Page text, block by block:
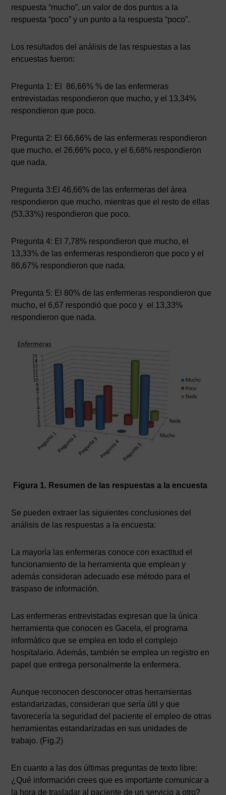
respuesta “mucho”, un valor de dos puntos a la
respuesta “poco” y un punto a la respuesta “poco”.
Los resultados del análisis de las respuestas a las
encuestas fueron:
Pregunta 1: El 86,66% % de las enfermeras
entrevistadas respondieron que mucho, y el 13,34%
respondieron que poco.
Pregunta 2: El 66,66% de las enfermeras respondieron
que mucho, el 26,66% poco, y el 6,68% respondieron
que nada.
Pregunta 3:El 46,66% de las enfermeras del área
respondieron que mucho, mientras que el resto de ellas
(53,33%) respondieron que poco.
Pregunta 4: El 7,78% respondieron que mucho, el
13,33% de las enfermeras respondieron que poco y el
86,67% respondieron que nada.
Pregunta 5: El 80% de las enfermeras respondieron que
mucho, el 6,67 respondió que poco y el 13,33%
respondieron que nada.
Figura 1. Resumen de las respuestas a la encuesta
Se pueden extraer las siguientes conclusiones del
análisis de las respuestas a la encuesta:
La mayoría las enfermeras conoce con exactitud el
funcionamiento de la herramienta que emplean y
además consideran adecuado ese método para el
traspaso de información.
Las enfermeras entrevistadas expresan que la única
herramienta que conocen es Gacela, el programa
informático que se emplea en todo el complejo
hospitalario. Además, también se emplea un registro en
papel que entrega personalmente la enfermera.
Aunque reconocen desconocer otras herramientas
estandarizadas, consideran que sería útil y que
favorecería la seguridad del paciente el empleo de otras
herramientas estandarizadas en sus unidades de
trabajo. (Fig.2)
En cuanto a las dos últimas preguntas de texto libre:
¿Qué información crees que es importante comunicar a
la hora de trasladar al paciente de un servicio a otro?